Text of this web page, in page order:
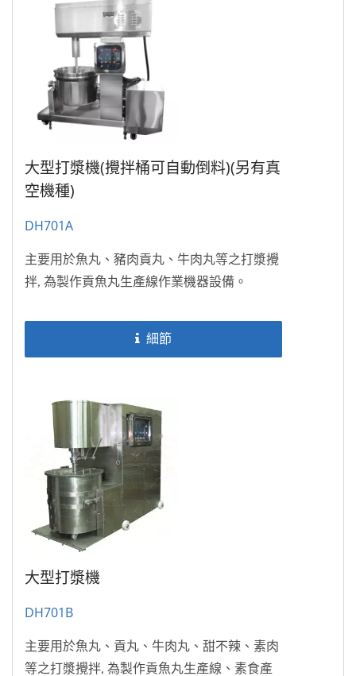
大型打漿機(攪拌桶可自動倒料)(另有真
空機種)
DH701A
主要用於魚丸、豬肉貢丸、牛肉丸等之打漿攪
拌, 為製作貢魚丸生產線作業機器設備。
細節
大型打漿機
DH701B
主要用於魚丸、貢丸、牛肉丸、甜不辣、素肉
等之打漿攪拌, 為製作貢魚丸生產線、素食產